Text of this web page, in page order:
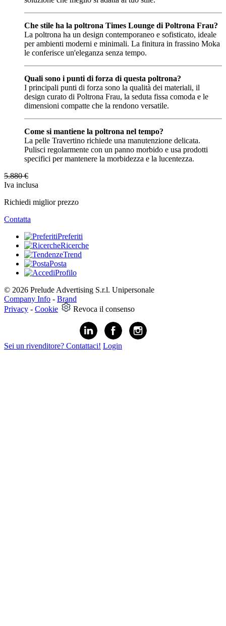
Che stile ha la poltrona Times Lounge di Poltrona Frau?
La poltrona ha un design contemporaneo e sofisticato, ideale
per ambienti moderni e minimali. La finitura in frassino Moka
le conferisce un'eleganza senza tempo.
Quali sono i punti di forza di questa poltrona?
I principali punti di forza sono la qualità dei materiali, il
design curato di Poltrona Frau, la seduta fissa comoda e le
dimensioni compatte che la rendono versatile.
Come si mantiene la poltrona nel tempo?
La pelle Travertino richiede una manutenzione delicata.
Pulisci regolarmente con un panno morbido e usa prodotti
specifici per mantenere la morbidezza e la lucentezza.
5.880 €
Iva inclusa
Richiedi miglior prezzo
Contatta
Preferiti
Ricerche
Trend
Posta
Profilo
© 2026 Prelude Advertising S.r.l. Unipersonale
Company Info - Brand
Privacy - Cookie Revoca il consenso
Sei un rivenditore? Contattaci! Login